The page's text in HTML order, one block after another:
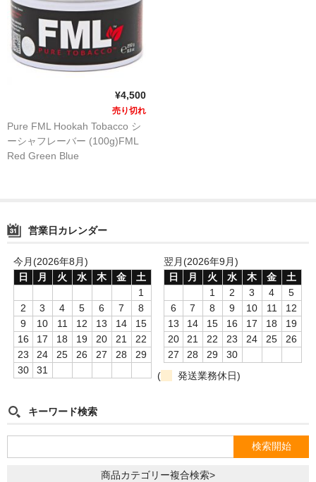
BFGパーツ
業務用補充オーダー
シーシャ
НА ГРАНИ (NA GRANI)
SHISHABUCKS
Oduman
Kaloud
VZ
¥4,500
売り切れ
Pure FML Hookah Tobacco シ
ーシャフレーバー (100g)FML
Red Green Blue
営業日カレンダー
今月(2026年8月)
日
月 火 水 木 金
土
1
2
3 4 5 6 7
8
9
10 11 12 13 14
15
16
17 18 19 20 21
22
23
24 25 26 27 28
29
30
31
翌月(2026年9月)
日
月 火 水 木 金
土
1
2 3 4
5
6
7 8 9 10 11
12
13
14 15 16 17 18
19
20
21 22 23 24 25
26
27
28 29
30
(
発送業務休日)
キーワード検索
商品カテゴリー複合検索>